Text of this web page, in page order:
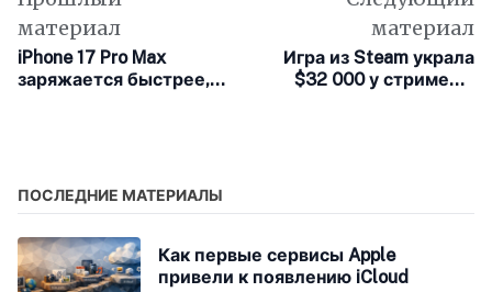
материал
iPhone 17 Pro Max
заряжается быстрее,
материал
Игра из Steam украла
$32 000 у стримера,
ПОСЛЕДНИЕ МАТЕРИАЛЫ
Как первые сервисы Apple
привели к появлению iCloud